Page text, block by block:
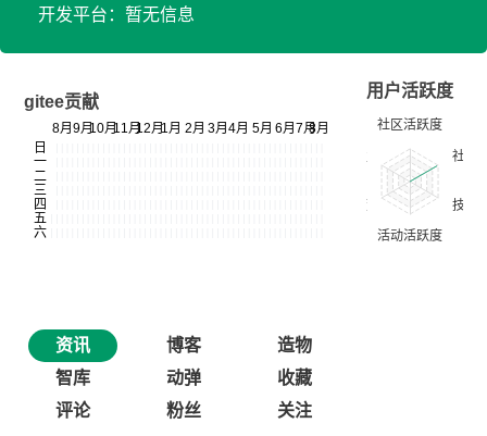
开发平台：暂无信息
gitee贡献
用户活跃度
资讯 博客
造物
智库
动弹
收藏
评论
粉丝 关注